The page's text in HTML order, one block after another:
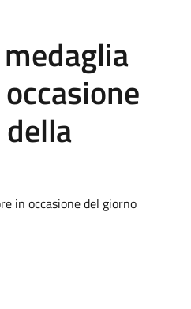
in occasione del giorno